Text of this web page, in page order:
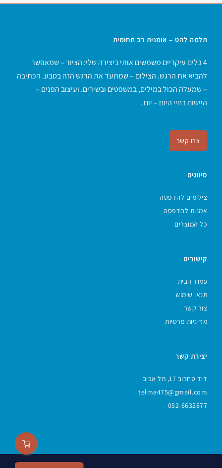
תלמה להט – אומנית רב תחומית
4 כלים עיקריים משמשים אותי ביצירה שלי: הציור – שמאפשר
להביא את הרגש. הצילום – שמתעד את הרגש הזה בטבע. הכתיבה
– שמעלה הכול במילים, במשפטים ובשירים. ועיצוב הפנים –
היישום בחיי היום – יום .
צרו קשר
סיווגים
צילומים להדפסה
אמנות להדפסה
כל המוצרים
קישורים
עמוד הבית
תנאי שימוש
צור קשר
מדיניות פרטיות
יצירת קשר
דוד סחרוב 17, תל אביב
telma475@gmail.com
052-6632877